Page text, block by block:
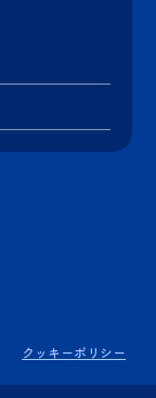
クッキーポリシー